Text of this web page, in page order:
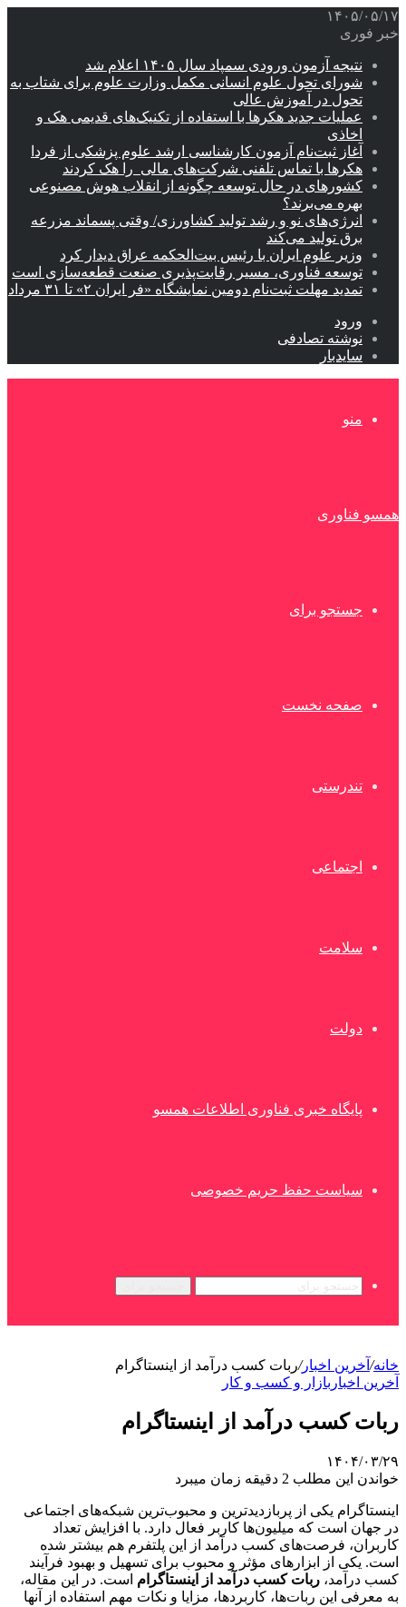
۱۴۰۵/۰۵/۱۷
خبر فوری
نتیجه آزمون ورودی سمپاد سال ۱۴۰۵ اعلام شد
شورای تحول علوم انسانی مکمل وزارت علوم برای شتاب به
تحول در آموزش عالی
عملیات جدید هکرها با استفاده از تکنیک‌های قدیمی هک و
اخاذی
آغاز ثبت‌نام‌ آزمون کارشناسی ارشد علوم پزشکی از فردا
هکرها با تماس تلفنی شرکت‌های مالی را هک کردند
کشورهای در حال توسعه چگونه از انقلاب هوش مصنوعی
بهره می‌برند؟
انرژی‌های نو و رشد تولید کشاورزی/ وقتی پسماند مزرعه‌
برق تولید می‌کند
وزیر علوم ایران با رئیس بیت‌الحکمه عراق دیدار کرد
توسعه فناوری، مسیر رقابت‌پذیری صنعت قطعه‌سازی است
تمدید مهلت ثبت‌نام دومین نمایشگاه «فر ایران ۲» تا ۳۱ مرداد
ورود
نوشته تصادفی
سایدبار
منو
همسو فناوری
جستجو برای
صفحه نخست
تندرستی
اجتماعی
سلامت
دولت
پایگاه خبری فناوری اطلاعات همسو
سیاست حفظ حریم خصوصی
خانه/ آخرین اخبار/ربات کسب درآمد از اینستاگرام
آخرین اخبار بازار و کسب و کار
ربات کسب درآمد از اینستاگرام
۱۴۰۴/۰۳/۲۹
خواندن این مطلب 2 دقیقه زمان میبرد
اینستاگرام یکی از پربازدیدترین و محبوب‌ترین شبکه‌های اجتماعی
در جهان است که میلیون‌ها کاربر فعال دارد. با افزایش تعداد
کاربران، فرصت‌های کسب درآمد از این پلتفرم هم بیشتر شده
است. یکی از ابزارهای مؤثر و محبوب برای تسهیل و بهبود فرآیند
کسب درآمد، ربات کسب درآمد از اینستاگرام است. در این مقاله،
به معرفی این ربات‌ها، کاربردها، مزایا و نکات مهم استفاده از آنها